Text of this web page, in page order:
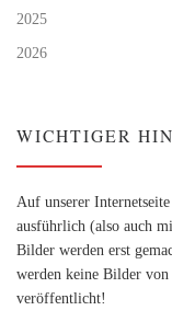
2025
2026
WICHTIGER
Auf unserer
ausführlich (also auch
Bilder werden erst
werden keine Bilder von
veröffentlicht!